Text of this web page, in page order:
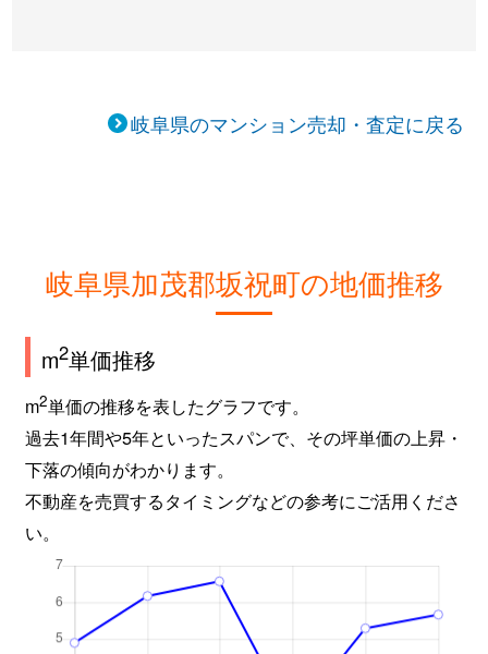
岐阜県のマンション売却・査定に戻る
岐阜県加茂郡坂祝町の地価推移
m2単価推移
m2単価の推移を表したグラフです。
過去1年間や5年といったスパンで、その坪単価の上昇・
下落の傾向がわかります。
不動産を売買するタイミングなどの参考にご活用くださ
い。